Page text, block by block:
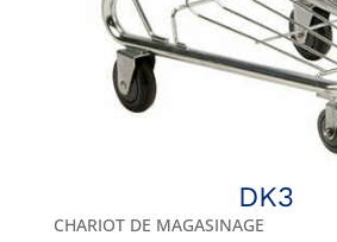
DK3
CHARIOT DE MAGASINAGE